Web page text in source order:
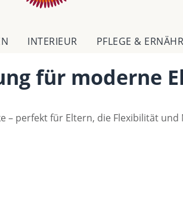
IN­TE­RI­EUR PFLEGE &
für moderne
– perfekt für Eltern, die Flexibilität